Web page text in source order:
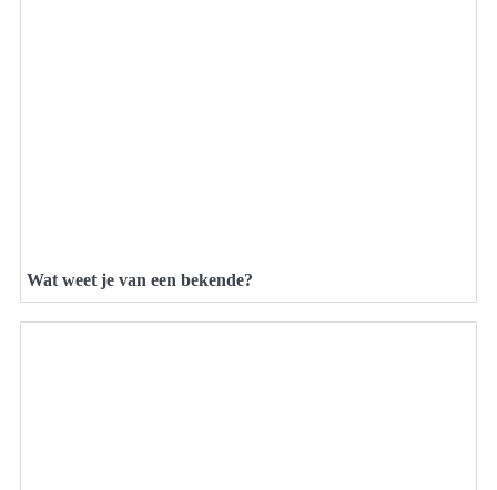
Wat weet je van een bekende?